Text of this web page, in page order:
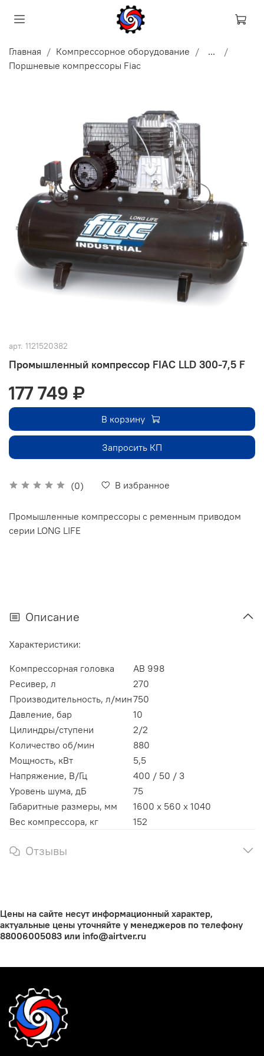
Главная Компрессорное оборудование
...
Поршневые компрессоры Fiac
арт. 1121520382
Промышленный компрессор FIAC LLD 300-7,5 F
(0) В избранное
177 749 ₽
В корзину
Запросить КП
Промышленные компрессоры с ременным приводом
серии LONG LIFE
Описание
Характеристики:
Компрессорная головка
AB 998
Ресивер, л
270
Производительность, л/мин750
Давление, бар
10
Цилиндры/ступени
2/2
Количество об/мин
880
Мощность, кВт
5,5
Напряжение, В/Гц
400 / 50 / 3
Уровень шума, дБ
75
Габаритные размеры, мм
1600 x 560 x 1040
Вес компрессора, кг
152
Отзывы
Цены на сайте несут информационный характер,
актуальные цены уточняйте у менеджеров по телефону
88006005083 или info@airtver.ru